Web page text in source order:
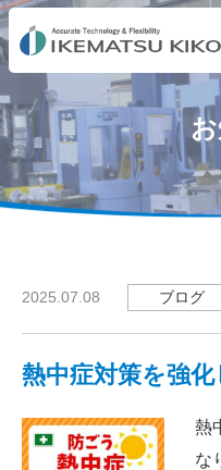
お
2025.07.08 ブログ
熱中症対策を強
熱
な